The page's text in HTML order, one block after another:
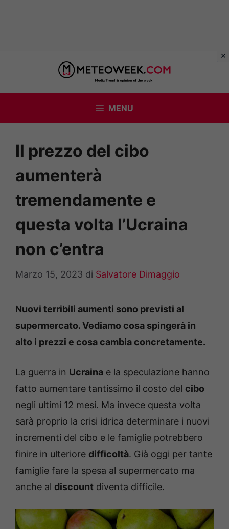
contenuto
MENU
Il prezzo del cibo
aumenterà
tremendamente e
questa volta l’Ucraina
non c’entra
Marzo 15, 2023 di Salvatore Dimaggio
Nuovi terribili aumenti sono previsti al
supermercato. Vediamo cosa spingerà in
alto i prezzi e cosa cambia concretamente.
La guerra in Ucraina e la speculazione hanno
fatto aumentare tantissimo il costo del cibo
negli ultimi 12 mesi. Ma invece questa volta
sarà proprio la crisi idrica determinare i nuovi
incrementi del cibo e le famiglie potrebbero
finire in ulteriore difficoltà. Già oggi per tante
famiglie fare la spesa al supermercato ma
anche al discount diventa difficile.